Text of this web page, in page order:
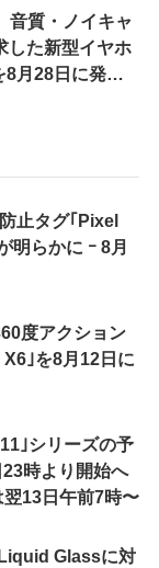
音質・ノイキャ
した新型イヤホ
月28日に発売
止タグ｢Pixel
明らかに ｰ 8月
度アクション
｣を8月12日に
｣シリーズの予
時より開始へ
13日午前7時〜
Glassに対